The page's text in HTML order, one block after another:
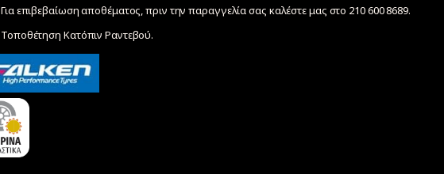
Για επιβεβαίωση αποθέματος, πριν την παραγγελία σας καλέστε μας στο 210 600 8689.
Τοποθέτηση Κατόπιν Ραντεβού.